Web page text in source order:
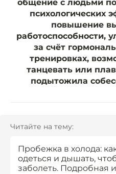
общение с людьми
психологических
повышение
работоспособности,
за счёт
тренировках,
танцевать или
подытожила
Читайте на тему:
Пробежка в холода:
одеться и дышать,
заболеть. Подробная